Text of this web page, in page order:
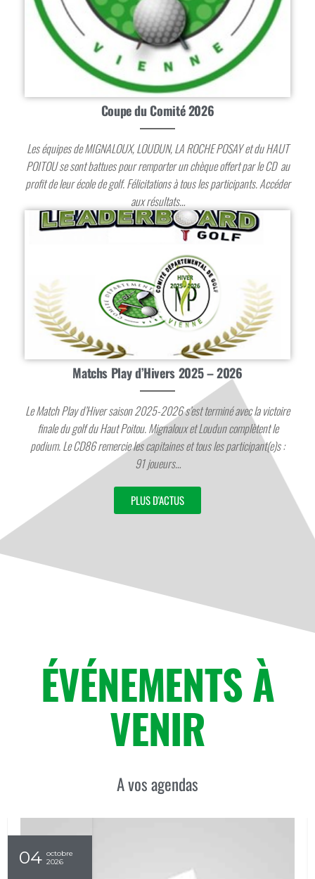
Coupe du Comité 2026
Les équipes de MIGNALOUX, LOUDUN, LA ROCHE POSAY et du HAUT
POITOU se sont battues pour remporter un chèque offert par le CD au
profit de leur école de golf. Félicitations à tous les participants. Accéder
aux résultats…
Matchs Play d’Hivers 2025 – 2026
Le Match Play d’Hiver saison 2025-2026 s’est terminé avec la victoire
finale du golf du Haut Poitou. Mignaloux et Loudun complètent le
podium. Le CD86 remercie les capitaines et tous les participant(e)s :
91 joueurs…
PLUS D'ACTUS
ÉVÉNEMENTS À
VENIR
A vos agendas
04 octobre
2026